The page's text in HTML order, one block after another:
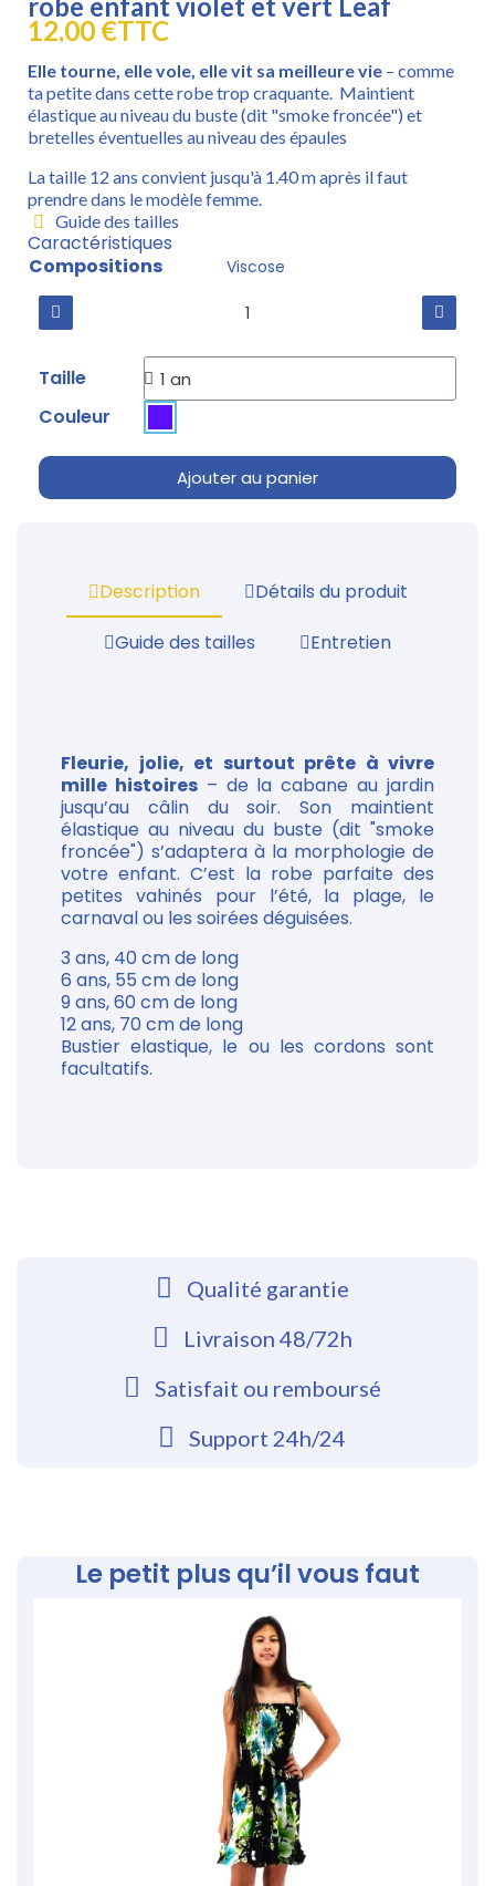
robe enfant violet et vert Leaf
12,00 €TTC
Elle tourne, elle vole, elle vit sa meilleure vie – comme
ta petite dans cette robe trop craquante. Maintient
élastique au niveau du buste (dit "smoke froncée") et
bretelles éventuelles au niveau des épaules
La taille 12 ans convient jusqu'à 1.40 m après il faut
prendre dans le modèle femme.
Guide des tailles
Caractéristiques
Compositions
Viscose
Taille
Couleur
Ajouter au panier
Description
Détails du produit
Guide des tailles
Entretien
Fleurie, jolie, et surtout prête à vivre
mille histoires– de la cabane au jardin
jusqu’au câlin du soir. Son maintient
élastique au niveau du buste (dit "smoke
froncée") s’adaptera à la morphologie de
votre enfant. C’est la robe parfaite des
petites vahinés pour l’été, la plage, le
carnaval ou les soirées déguisées.
3 ans, 40 cm de long
6 ans, 55 cm de long
9 ans, 60 cm de long
12 ans, 70 cm de long
Bustier elastique, le ou les cordons sont
facultatifs.
Qualité garantie
Livraison 48/72h
Satisfait ou remboursé
Support 24h/24
Le petit plus qu’il vous faut